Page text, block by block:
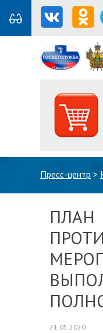
Пресс-центр >
ПЛАН
21.05.2020